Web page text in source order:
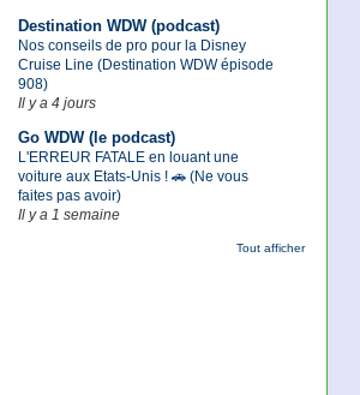
Destination WDW (podcast)
Nos conseils de pro pour la Disney
Cruise Line (Destination WDW épisode
908)
Il y a 4 jours
Go WDW (le podcast)
L'ERREUR FATALE en louant une
voiture aux Etats-Unis ! 🚗 (Ne vous
faites pas avoir)
Il y a 1 semaine
Tout afficher